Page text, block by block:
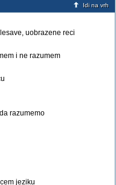
Idi na vrh
uobrazene reci
i ne razumem
razumemo
jeziku